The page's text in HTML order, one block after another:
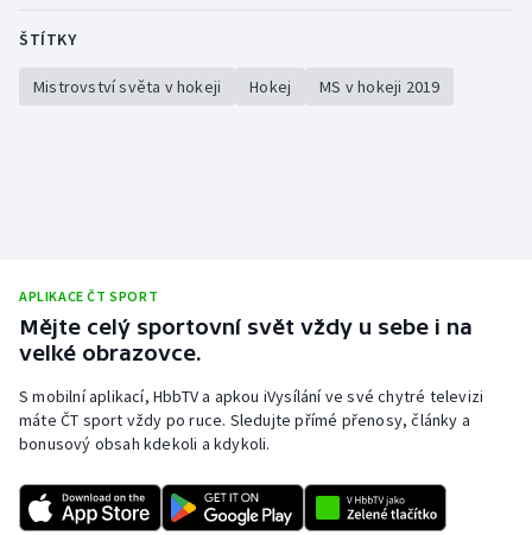
ŠTÍTKY
Mistrovství světa v hokeji Hokej MS v hokeji 2019
APLIKACE ČT SPORT
Mějte celý sportovní svět vždy u sebe i na
velké obrazovce.
S mobilní aplikací, HbbTV a apkou iVysílání ve své chytré televizi
máte ČT sport vždy po ruce. Sledujte přímé přenosy, články a
bonusový obsah kdekoli a kdykoli.